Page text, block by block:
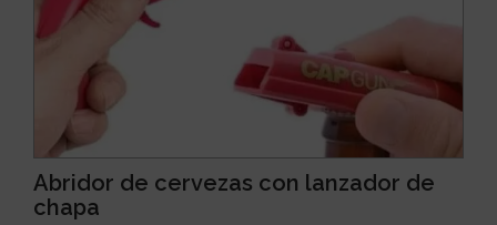
Abridor de cervezas con lanzador de
chapa